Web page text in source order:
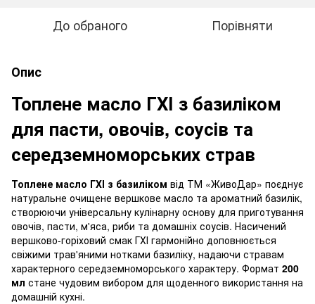
До обраного Порівняти
Опис
Топлене масло ГХІ з базиліком
для пасти, овочів, соусів та
середземноморських страв
Топлене масло ГХІ з базиліком від ТМ «ЖивоДар» поєднує
натуральне очищене вершкове масло та ароматний базилік,
створюючи універсальну кулінарну основу для приготування
овочів, пасти, м'яса, риби та домашніх соусів. Насичений
вершково-горіховий смак ГХІ гармонійно доповнюється
свіжими трав'яними нотками базиліку, надаючи стравам
характерного середземноморського характеру. Формат 200
мл стане чудовим вибором для щоденного використання на
домашній кухні.